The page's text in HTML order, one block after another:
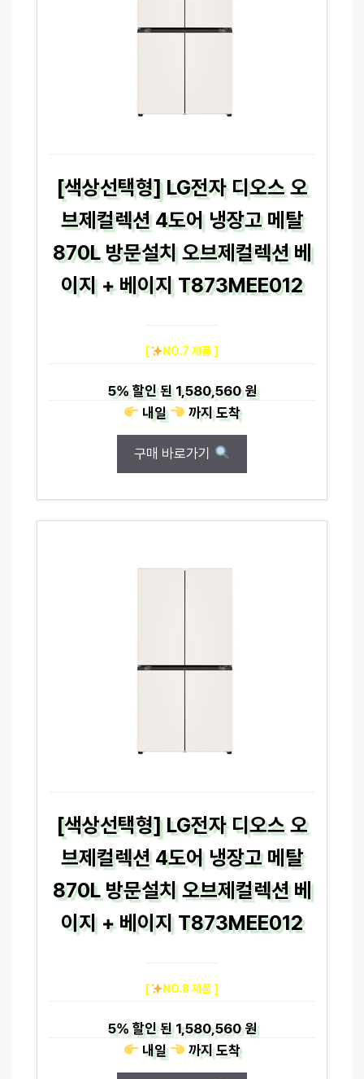
[색상선택형] LG전자 디오스 오
브제컬렉션 4도어 냉장고 메탈
870L 방문설치 오브제컬렉션 베
이지 + 베이지 T873MEE012
[ NO.7 제품 ]
5%할인 된1,580,560 원
내일
까지도착
구매 바로가기
[색상선택형] LG전자 디오스 오
브제컬렉션 4도어 냉장고 메탈
870L 방문설치 오브제컬렉션 베
이지 + 베이지 T873MEE012
[ NO.8 제품 ]
5%할인 된1,580,560 원
내일
까지도착